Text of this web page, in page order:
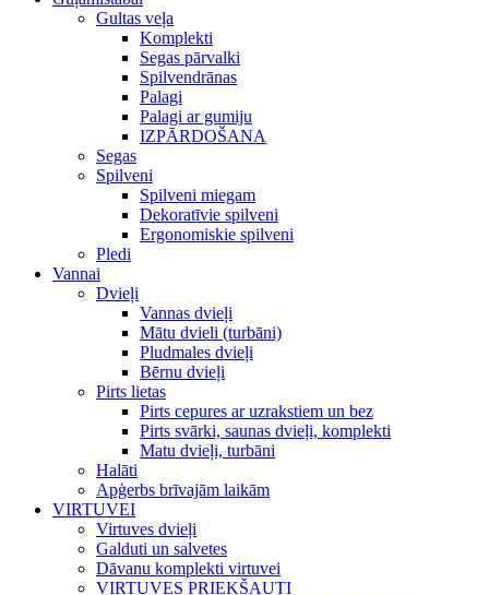
Gultas veļa
Komplekti
Segas pārvalki
Spilvendrānas
Palagi
Palagi ar gumiju
IZPĀRDOŠANA
Segas
Spilveni
Spilveni miegam
Dekoratīvie spilveni
Ergonomiskie spilveni
Pledi
Vannai
Dvieļi
Vannas dvieļi
Mātu dvieli (turbāni)
Pludmales dvieļi
Bērnu dvieļi
Pirts lietas
Pirts cepures ar uzrakstiem un bez
Pirts svārki, saunas dvieļi, komplekti
Matu dvieļi, turbāni
Halāti
Apģerbs brīvajām laikām
VIRTUVEI
Virtuves dvieļi
Galduti un salvetes
Dāvanu komplekti virtuvei
VIRTUVES PRIEKŠAUTI